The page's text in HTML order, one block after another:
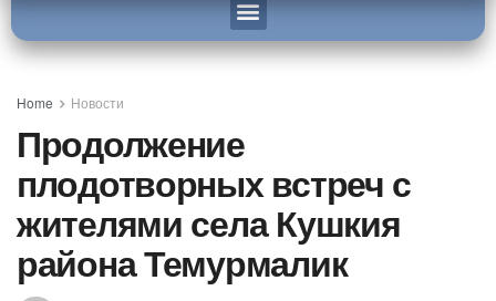
Home Новости
Продолжение
плодотворных встреч с
жителями села Кушкия
района Темурмалик